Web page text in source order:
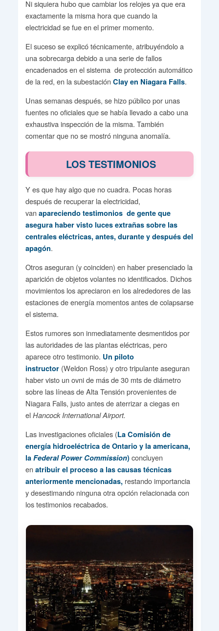
Ni siquiera hubo que cambiar los relojes ya que era
exactamente la misma hora que cuando la
electricidad se fue en el primer momento.
El suceso se explicó técnicamente, atribuyéndolo a
una sobrecarga debido a una serie de fallos
encadenados en el sistema de protección automático
de la red, en la subestación Clay en Niagara Falls.
Unas semanas después, se hizo público por unas
fuentes no oficiales que se había llevado a cabo una
exhaustiva inspección de la misma. También
comentar que no se mostró ninguna anomalía.
LOS TESTIMONIOS
Y es que hay algo que no cuadra. Pocas horas
después de recuperar la electricidad,
van apareciendo testimonios de gente que
asegura haber visto luces extrañas sobre las
centrales eléctricas, antes, durante y después del
apagón.
Otros aseguran (y coinciden) en haber presenciado la
aparición de objetos volantes no identificados. Dichos
movimientos los apreciaron en los alrededores de las
estaciones de energía momentos antes de colapsarse
el sistema.
Estos rumores son inmediatamente desmentidos por
las autoridades de las plantas eléctricas, pero
aparece otro testimonio. Un piloto
instructor(Weldon Ross) y otro tripulante aseguran
haber visto un ovni de más de 30 mts de diámetro
sobre las líneas de Alta Tensión provenientes de
Niagara Falls, justo antes de aterrizar a ciegas en
elHancock International Airport.
Las investigaciones oficiales (La Comisión de
energía hidroeléctrica de Ontario y la americana,
laFederal Power Commission)concluyen
en atribuir el proceso a las causas técnicas
anteriormente mencionadas,restando importancia
y desestimando ninguna otra opción relacionada con
los testimonios recabados.